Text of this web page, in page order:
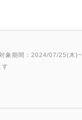
象期間：2024/07/25(木)~